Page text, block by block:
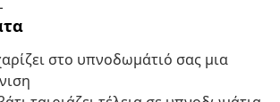
στο υπνοδωμάτιό σας μια